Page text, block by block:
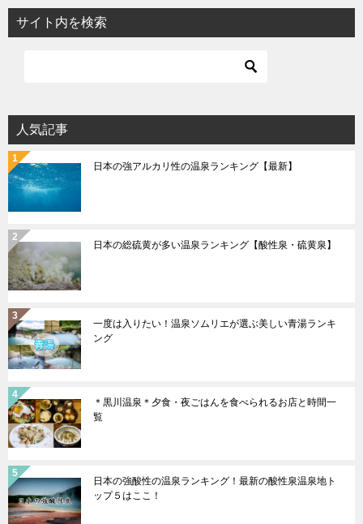
ビ
ゲ
ョ
ン
サイト内を検索
人気記事
日本の強アルカリ性の温泉ランキング【最新】
日本の総硫黄が多い温泉ランキング【酸性泉・硫黄泉】
一度は入りたい！温泉ソムリエが選ぶ美しい青湯ランキ
ング
＊黒川温泉＊夕食・夜ごはんを食べられるお店と時間一
覧
日本の強酸性の温泉ランキング！最新の酸性泉温泉地ト
ップ５はここ！